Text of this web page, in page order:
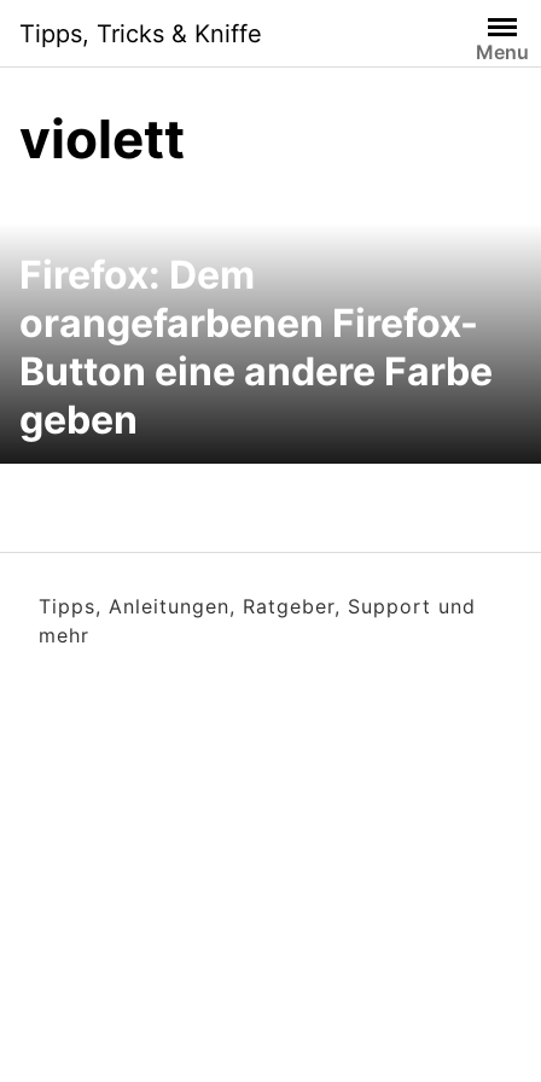
content
Tipps, Tricks & Kniffe
Menu
violett
Firefox: Dem
orangefarbenen Firefox-
Button eine andere Farbe
geben
Tipps, Anleitungen, Ratgeber, Support und
mehr